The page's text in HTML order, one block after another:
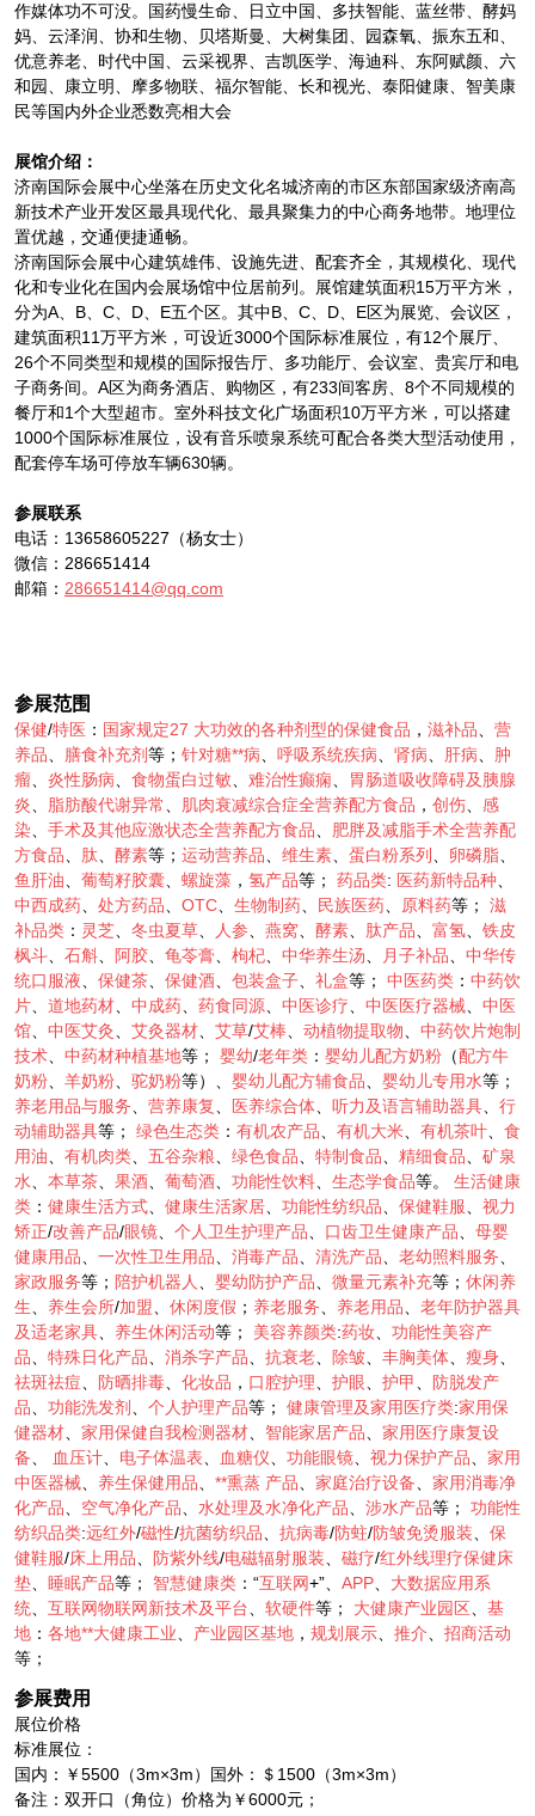
作媒体功不可没。国药慢生命、日立中国、多扶智能、蓝丝带、酵妈
妈、云泽润、协和生物、贝塔斯曼、大树集团、园森氧、振东五和、
优意养老、时代中国、云采视界、吉凯医学、海迪科、东阿赋颜、六
和园、康立明、摩多物联、福尔智能、长和视光、泰阳健康、智美康
民等国内外企业悉数亮相大会
展馆介绍：
济南国际会展中心坐落在历史文化名城济南的市区东部国家级济南高
新技术产业开发区最具现代化、最具聚集力的中心商务地带。地理位
置优越，交通便捷通畅。
济南国际会展中心建筑雄伟、设施先进、配套齐全，其规模化、现代
化和专业化在国内会展场馆中位居前列。展馆建筑面积15万平方米，
分为A、B、C、D、E五个区。其中B、C、D、E区为展览、会议区，
建筑面积11万平方米，可设近3000个国际标准展位，有12个展厅、
26个不同类型和规模的国际报告厅、多功能厅、会议室、贵宾厅和电
子商务间。A区为商务酒店、购物区，有233间客房、8个不同规模的
餐厅和1个大型超市。室外科技文化广场面积10万平方米，可以搭建
1000个国际标准展位，设有音乐喷泉系统可配合各类大型活动使用，
配套停车场可停放车辆630辆。
参展联系
电话：13658605227（杨女士）
微信：286651414
邮箱： 286651414@qq.com
参展范围
保健/特医 ： 国家规定27 大功效的各种剂型的保健食品 ， 滋补品
营
养品
膳食补充剂等； 针对糖**病 呼吸系统疾病 肾病 肝病
肿
瘤
炎性肠病 食物蛋白过敏 难治性癫痫
胃肠道吸收障碍及胰腺
炎
脂肪酸代谢异常 肌肉衰减综合症全营养配方食品 ， 创伤
感
染
手术及其他应激状态全营养配方食品
肥胖及减脂手术全营养配
方食品
肽 酵素等； 运动营养品 维生素 蛋白粉系列 卵磷脂
鱼肝油
葡萄籽胶囊 螺旋藻 ， 氢产品等； 药品类: 医药新特品种
中西成药
处方药品 OTC 生物制药 民族医药 原料药等； 滋
补品类 ： 灵芝 冬虫夏草 人参 燕窝 酵素 肽产品 富氢
铁皮
枫斗
石斛 阿胶 龟苓膏 枸杞 中华养生汤 月子补品
中华传
统口服液
保健茶 保健酒 包装盒子 礼盒等； 中医药类 ： 中药饮
片
道地药材 中成药 药食同源 中医诊疗 中医医疗器械
中医
馆
中医艾灸 艾灸器材 艾草/艾棒 动植物提取物
中药饮片炮制
技术
中药材种植基地等； 婴幼/老年类 ： 婴幼儿配方奶粉 （配方牛
奶粉
羊奶粉 驼奶粉等）、 婴幼儿配方辅食品 婴幼儿专用水等；
养老用品与服务
营养康复 医养综合体 听力及语言辅助器具
行
动辅助器具等； 绿色生态类 ： 有机农产品 有机大米 有机茶叶
食
用油
有机肉类 五谷杂粮 绿色食品 特制食品 精细食品
矿泉
水
本草茶 果酒 葡萄酒 功能性饮料 生态学食品等。 生活健康
类 ： 健康生活方式 健康生活家居 功能性纺织品 保健鞋服
视力
矫正/改善产品/眼镜 个人卫生护理产品 口齿卫生健康产品
母婴
健康用品
一次性卫生用品 消毒产品 清洗产品 老幼照料服务
家政服务等； 陪护机器人 婴幼防护产品 微量元素补充等； 休闲养
生
养生会所/加盟 休闲度假 ； 养老服务 养老用品
老年防护器具
及适老家具
养生休闲活动等； 美容养颜类:药妆
功能性美容产
品
特殊日化产品 消杀字产品 抗衰老 除皱 丰胸美体 瘦身
祛斑祛痘
防晒排毒 化妆品 ， 口腔护理 护眼 护甲
防脱发产
品
功能洗发剂 个人护理产品等； 健康管理及家用医疗类:家用保
健器材
家用保健自我检测器材 智能家居产品
家用医疗康复设
备
血压计 电子体温表 血糖仪 功能眼镜 视力保护产品
家用
中医器械
养生保健用品 **熏蒸 产品 家庭治疗设备
家用消毒净
化产品
空气净化产品 水处理及水净化产品 涉水产品等； 功能性
纺织品类:远红外/磁性/抗菌纺织品 抗病毒/防蛀/防皱免烫服装
保
健鞋服/床上用品 防紫外线/电磁辐射服装 磁疗/红外线理疗保健床
垫
睡眠产品等； 智慧健康类 ：“互联网+”、 APP
大数据应用系
统
互联网物联网新技术及平台 软硬件等； 大健康产业园区
基
地 ： 各地**大健康工业 产业园区基地 ， 规划展示 推介
招商活动
等；
参展费用
展位价格
标准展位：
国内：￥5500（3m×3m）国外：＄1500（3m×3m）
备注：双开口（角位）价格为￥6000元；